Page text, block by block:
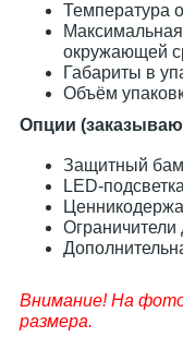
Температура
окружающей
Габариты в
Объём
Опции
Защитный
LED-
Ограничители
Внимание! На фото
размера.